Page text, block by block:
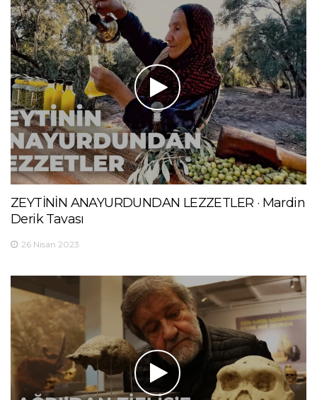
ZEYTİNİN ANAYURDUNDAN LEZZETLER · Mardin
Derik Tavası
26 Nisan 2023